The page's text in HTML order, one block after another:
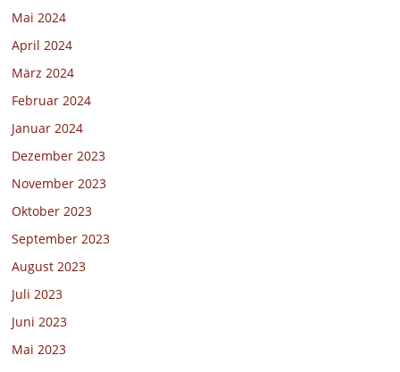
Mai 2024
April 2024
März 2024
Februar 2024
Januar 2024
Dezember 2023
November 2023
Oktober 2023
September 2023
August 2023
Juli 2023
Juni 2023
Mai 2023